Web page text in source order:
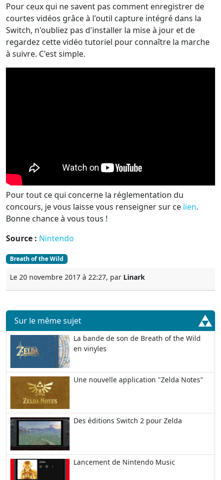
Pour ceux qui ne savent pas comment enregistrer de
courtes vidéos grâce à l'outil capture intégré dans la
Switch, n'oubliez pas d'installer la mise à jour et de
regardez cette vidéo tutoriel pour connaître la marche
à suivre. C'est simple.
Pour tout ce qui concerne la réglementation du
concours, je vous laisse vous renseigner sur ce lien.
Bonne chance à vous tous !
Source : Nintendo
Breath of the Wild
Le 20 novembre 2017 à 22:27, par Linark
Sur le même sujet
La bande de son de Breath of the Wild
en vinyles
Une nouvelle application "Zelda Notes"
Des éditions Switch 2 pour Zelda
Lancement de Nintendo Music